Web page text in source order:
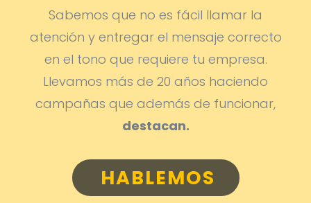
Sabemos que no es fácil llamar la
atención y entregar el mensaje correcto
en el tono que requiere tu empresa.
Llevamos más de 20 años haciendo
campañas que además de funcionar,
destacan.
HABLEMOS